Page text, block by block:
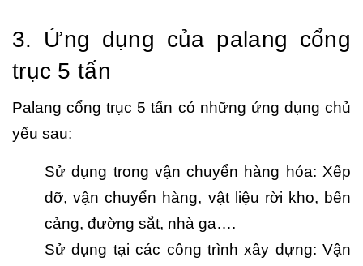
3. Ứng dụng của palang cổng
trục 5 tấn
Palang cổng trục 5 tấn có những ứng dụng chủ
yếu sau:
Sử dụng trong vận chuyển hàng hóa: Xếp
dỡ, vận chuyển hàng, vật liệu rời kho, bến
cảng, đường sắt, nhà ga….
Sử dụng tại các công trình xây dựng: Vận